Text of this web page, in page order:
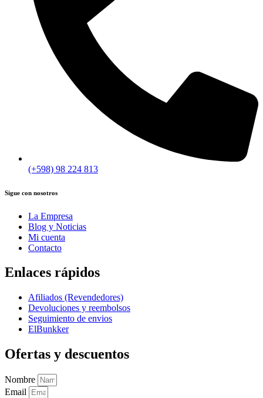
(+598) 98 224 813
Sigue con nosotros
La Empresa
Blog y Noticias
Mi cuenta
Contacto
Enlaces rápidos
Afiliados (Revendedores)
Devoluciones y reembolsos
Seguimiento de envios
ElBunkker
Ofertas y descuentos
Nombre
Email